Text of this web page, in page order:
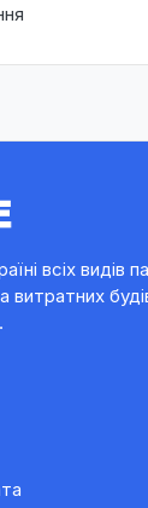
всіх видів
витратних